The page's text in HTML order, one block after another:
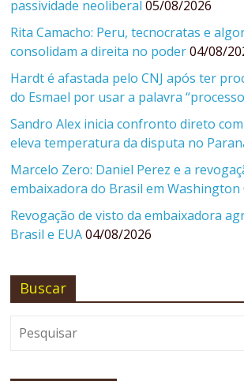
passividade neoliberal 05/08/2026
Rita Camacho: Peru, tecnocratas e
consolidam a direita no poder 04/08/
Hardt é afastada pelo CNJ após ter
do Esmael por usar a palavra
Sandro Alex inicia confronto direto
eleva temperatura da disputa no
Marcelo Zero: Daniel Perez e a
embaixadora do Brasil em Washington
Revogação de visto da embaixadora
Brasil e EUA 04/08/2026
Buscar